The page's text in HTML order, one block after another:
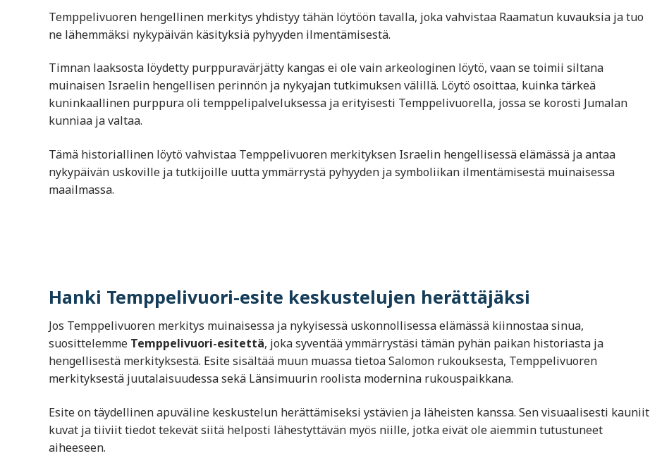
Temppelivuoren hengellinen merkitys yhdistyy tähän löytöön tavalla, joka vahvistaa Raamatun kuvauksia ja tuo
ne lähemmäksi nykypäivän käsityksiä pyhyyden ilmentämisestä.
Timnan laaksosta löydetty purppuravärjätty kangas ei ole vain arkeologinen löytö, vaan se toimii siltana
muinaisen Israelin hengellisen perinnön ja nykyajan tutkimuksen välillä. Löytö osoittaa, kuinka tärkeä
kuninkaallinen purppura oli temppelipalveluksessa ja erityisesti Temppelivuorella, jossa se korosti Jumalan
kunniaa ja valtaa.
Tämä historiallinen löytö vahvistaa Temppelivuoren merkityksen Israelin hengellisessä elämässä ja antaa
nykypäivän uskoville ja tutkijoille uutta ymmärrystä pyhyyden ja symboliikan ilmentämisestä muinaisessa
maailmassa.
Hanki Temppelivuori-esite keskustelujen herättäjäksi
Jos Temppelivuoren merkitys muinaisessa ja nykyisessä uskonnollisessa elämässä kiinnostaa sinua,
suosittelemme Temppelivuori-esitettä, joka syventää ymmärrystäsi tämän pyhän paikan historiasta ja
hengellisestä merkityksestä. Esite sisältää muun muassa tietoa Salomon rukouksesta, Temppelivuoren
merkityksestä juutalaisuudessa sekä Länsimuurin roolista modernina rukouspaikkana.
Esite on täydellinen apuväline keskustelun herättämiseksi ystävien ja läheisten kanssa. Sen visuaalisesti kauniit
kuvat ja tiiviit tiedot tekevät siitä helposti lähestyttävän myös niille, jotka eivät ole aiemmin tutustuneet
aiheeseen.